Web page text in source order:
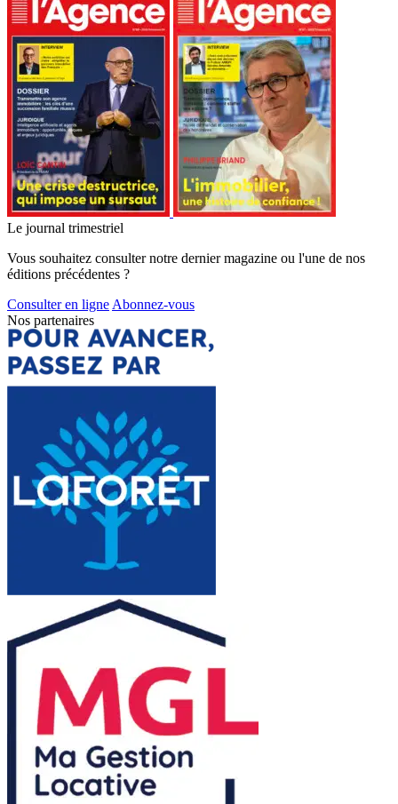
Le journal trimestriel
Vous souhaitez consulter notre dernier magazine ou l'une de nos
éditions précédentes ?
Consulter en ligne Abonnez-vous
Nos partenaires